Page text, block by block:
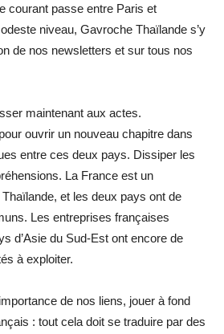
courant passe entre Paris et
niveau, Gavroche Thaïlande s’y
de nos newsletters et sur tous nos
maintenant aux actes.
ouvrir un nouveau chapitre dans
entre ces deux pays. Dissiper les
La France est un
et les deux pays ont de
Les entreprises françaises
d’Asie du Sud-Est ont encore de
à exploiter.
de nos liens, jouer à fond
: tout cela doit se traduire par des